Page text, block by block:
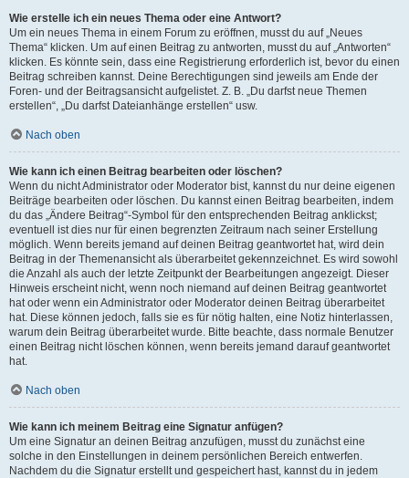
Wie erstelle ich ein neues Thema oder eine Antwort?
Um ein neues Thema in einem Forum zu eröffnen, musst du auf „Neues
Thema“ klicken. Um auf einen Beitrag zu antworten, musst du auf „Antworten“
klicken. Es könnte sein, dass eine Registrierung erforderlich ist, bevor du einen
Beitrag schreiben kannst. Deine Berechtigungen sind jeweils am Ende der
Foren- und der Beitragsansicht aufgelistet. Z. B. „Du darfst neue Themen
erstellen“, „Du darfst Dateianhänge erstellen“ usw.
Nach oben
Wie kann ich einen Beitrag bearbeiten oder löschen?
Wenn du nicht Administrator oder Moderator bist, kannst du nur deine eigenen
Beiträge bearbeiten oder löschen. Du kannst einen Beitrag bearbeiten, indem
du das „Ändere Beitrag“-Symbol für den entsprechenden Beitrag anklickst;
eventuell ist dies nur für einen begrenzten Zeitraum nach seiner Erstellung
möglich. Wenn bereits jemand auf deinen Beitrag geantwortet hat, wird dein
Beitrag in der Themenansicht als überarbeitet gekennzeichnet. Es wird sowohl
die Anzahl als auch der letzte Zeitpunkt der Bearbeitungen angezeigt. Dieser
Hinweis erscheint nicht, wenn noch niemand auf deinen Beitrag geantwortet
hat oder wenn ein Administrator oder Moderator deinen Beitrag überarbeitet
hat. Diese können jedoch, falls sie es für nötig halten, eine Notiz hinterlassen,
warum dein Beitrag überarbeitet wurde. Bitte beachte, dass normale Benutzer
einen Beitrag nicht löschen können, wenn bereits jemand darauf geantwortet
hat.
Nach oben
Wie kann ich meinem Beitrag eine Signatur anfügen?
Um eine Signatur an deinen Beitrag anzufügen, musst du zunächst eine
solche in den Einstellungen in deinem persönlichen Bereich entwerfen.
Nachdem du die Signatur erstellt und gespeichert hast, kannst du in jedem